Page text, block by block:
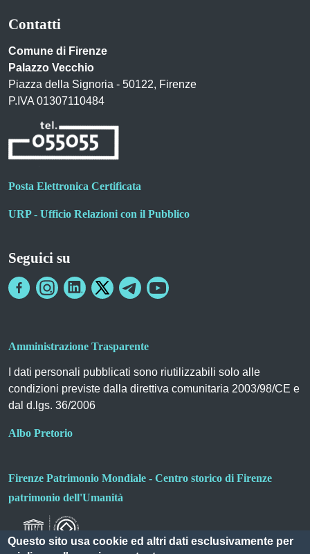
Contatti
Comune di Firenze
Palazzo Vecchio
Piazza della Signoria - 50122, Firenze
P.IVA 01307110484
Posta Elettronica Certificata
URP - Ufficio Relazioni con il Pubblico
Seguici su
Amministrazione Trasparente
I dati personali pubblicati sono riutilizzabili solo alle
condizioni previste dalla direttiva comunitaria 2003/98/CE e
dal d.lgs. 36/2006
Albo Pretorio
Firenze Patrimonio Mondiale - Centro storico di Firenze
patrimonio dell'Umanità
Questo sito usa cookie ed altri dati esclusivamente per